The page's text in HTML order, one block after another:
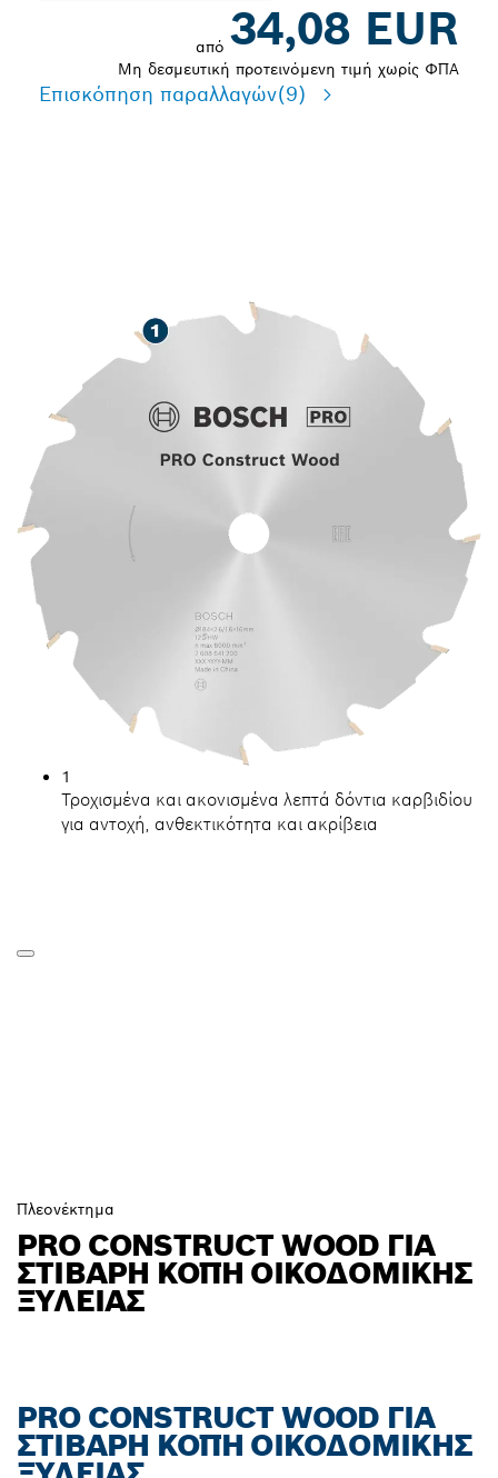
από 34,08 EUR
Μη δεσμευτική προτεινόμενη τιμή χωρίς ΦΠΑ
Επισκόπηση παραλλαγών(9)
1
Τροχισμένα και ακονισμένα λεπτά δόντια καρβιδίου
για αντοχή, ανθεκτικότητα και ακρίβεια
Πλεονέκτημα
PRO CONSTRUCT WOOD ΓΙΑ
ΣΤΙΒΑΡΉ ΚΟΠΉ ΟΙΚΟΔΟΜΙΚΉΣ
ΞΥΛΕΊΑΣ
PRO CONSTRUCT WOOD ΓΙΑ
ΣΤΙΒΑΡΉ ΚΟΠΉ ΟΙΚΟΔΟΜΙΚΉΣ